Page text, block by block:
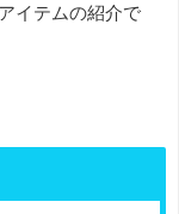
イテムの紹介で